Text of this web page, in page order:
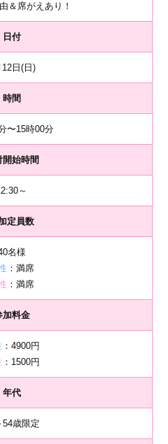
＆席がえあり！
日付
12日(日)
時間
〜15時00分
開始時間
～
定員数
名様
：満席
：満席
加料金
：4900円
：1500円
年代
54歳限定